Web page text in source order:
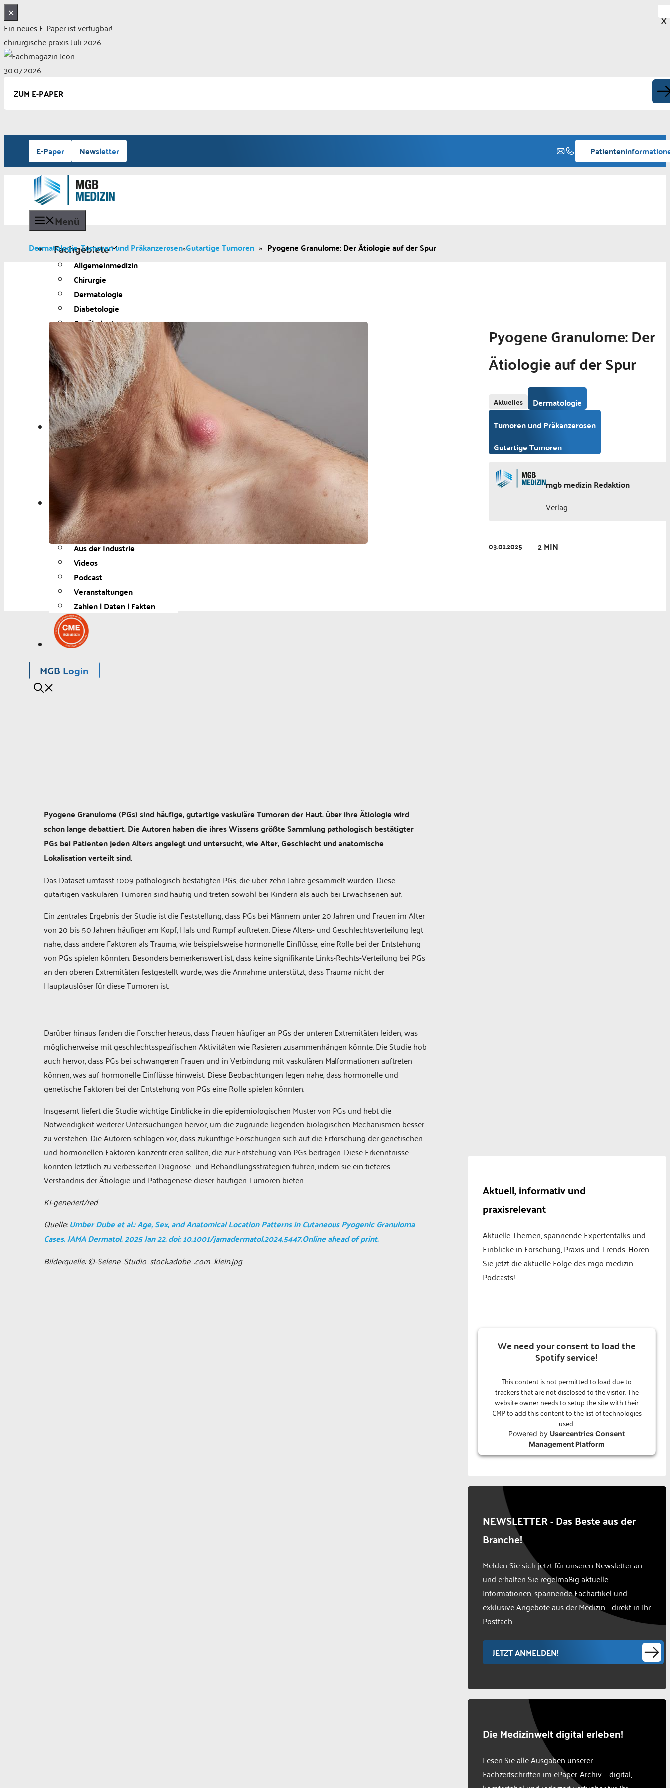
✕
Ein neues E-Paper ist verfügbar!
chirurgische praxis Juli 2026
30.07.2026
ZUM E-PAPER
springen
E-Paper Newsletter
Menü
Fachgebiete
Allgemeinmedizin
Chirurgie
Dermatologie
Diabetologie
Gynäkologie
Kardiologie
Neurologie und Psychiatrie
Onkologie
Ophthalmologie
Pädiatrie
Urologie
Aktuelles
Aktuelles
Berufspolitik
Personalia
Panorama
Service
Kongress
Literatur
Aus der Industrie
Videos
Podcast
Veranstaltungen
Zahlen | Daten | Fakten
MGB Login
Dermatologie»Tumoren und Präkanzerosen»Gutartige Tumoren » Pyogene Granulome: Der Ätiologie auf der Spur
Pyogene Granulome: Der
Ätiologie auf der Spur
Aktuelles
Dermatologie
Tumoren und Präkanzerosen
Gutartige Tumoren
mgb medizin Redaktion
Verlag
03.02.2025 2 MIN
Pyogene Granulome (PGs) sind häufige, gutartige vaskuläre Tumoren der Haut. über ihre Ätiologie wird
schon lange debattiert. Die Autoren haben die ihres Wissens größte Sammlung pathologisch bestätigter
PGs bei Patienten jeden Alters angelegt und untersucht, wie Alter, Geschlecht und anatomische
Lokalisation verteilt sind.
Das Dataset umfasst 1009 pathologisch bestätigten PGs, die über zehn Jahre gesammelt wurden. Diese
gutartigen vaskulären Tumoren sind häufig und treten sowohl bei Kindern als auch bei Erwachsenen auf.
Ein zentrales Ergebnis der Studie ist die Feststellung, dass PGs bei Männern unter 20 Jahren und Frauen im Alter
von 20 bis 50 Jahren häufiger am Kopf, Hals und Rumpf auftreten. Diese Alters- und Geschlechtsverteilung legt
nahe, dass andere Faktoren als Trauma, wie beispielsweise hormonelle Einflüsse, eine Rolle bei der Entstehung
von PGs spielen könnten. Besonders bemerkenswert ist, dass keine signifikante Links-Rechts-Verteilung bei PGs
an den oberen Extremitäten festgestellt wurde, was die Annahme unterstützt, dass Trauma nicht der
Hauptauslöser für diese Tumoren ist.
Darüber hinaus fanden die Forscher heraus, dass Frauen häufiger an PGs der unteren Extremitäten leiden, was
möglicherweise mit geschlechtsspezifischen Aktivitäten wie Rasieren zusammenhängen könnte. Die Studie hob
auch hervor, dass PGs bei schwangeren Frauen und in Verbindung mit vaskulären Malformationen auftreten
können, was auf hormonelle Einflüsse hinweist. Diese Beobachtungen legen nahe, dass hormonelle und
genetische Faktoren bei der Entstehung von PGs eine Rolle spielen könnten.
Insgesamt liefert die Studie wichtige Einblicke in die epidemiologischen Muster von PGs und hebt die
Notwendigkeit weiterer Untersuchungen hervor, um die zugrunde liegenden biologischen Mechanismen besser
zu verstehen. Die Autoren schlagen vor, dass zukünftige Forschungen sich auf die Erforschung der genetischen
und hormonellen Faktoren konzentrieren sollten, die zur Entstehung von PGs beitragen. Diese Erkenntnisse
könnten letztlich zu verbesserten Diagnose- und Behandlungsstrategien führen, indem sie ein tieferes
Verständnis der Ätiologie und Pathogenese dieser häufigen Tumoren bieten.
KI-generiert/red
Quelle:Umber Dube et al.: Age, Sex, and Anatomical Location Patterns in Cutaneous Pyogenic Granuloma
Cases. JAMA Dermatol. 2025 Jan 22. doi: 10.1001/jamadermatol.2024.5447.Online ahead of print.
Bilderquelle: ©-Selene_Studio_stock.adobe_.com_klein.jpg
Aktuell, informativ und
praxisrelevant
Aktuelle Themen, spannende Expertentalks und
Einblicke in Forschung, Praxis und Trends. Hören
Sie jetzt die aktuelle Folge des mgo medizin
Podcasts!
We need your consent to load the
Spotify service!
This content is not permitted to load due to
trackers that are not disclosed to the visitor. The
website owner needs to setup the site with their
CMP to add this content to the list of technologies
used.
Powered byUsercentrics Consent
Management Platform
NEWSLETTER - Das Beste aus der
Branche!
Melden Sie sich jetzt für unseren Newsletter an
und erhalten Sie regelmäßig aktuelle
Informationen, spannende Fachartikel und
exklusive Angebote aus der Medizin - direkt in Ihr
Postfach
JETZT ANMELDEN!
Die Medizinwelt digital erleben!
Lesen Sie alle Ausgaben unserer
Fachzeitschriften im ePaper-Archiv – digital,
X